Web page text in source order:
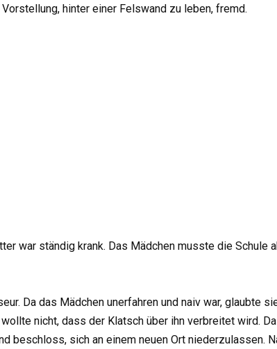
hinter einer Felswand zu leben, fremd.
war ständig krank. Das Mädchen musste die Schule
Da das Mädchen unerfahren und naiv war, glaubte
nicht, dass der Klatsch über ihn verbreitet wird.
beschloss, sich an einem neuen Ort niederzulassen.